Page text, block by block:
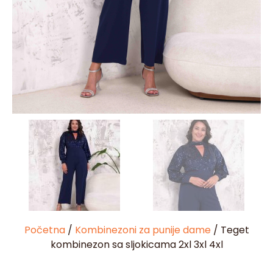
Početna/ Kombinezoni za punije dame/ Teget
kombinezon sa sljokicama 2xl 3xl 4xl